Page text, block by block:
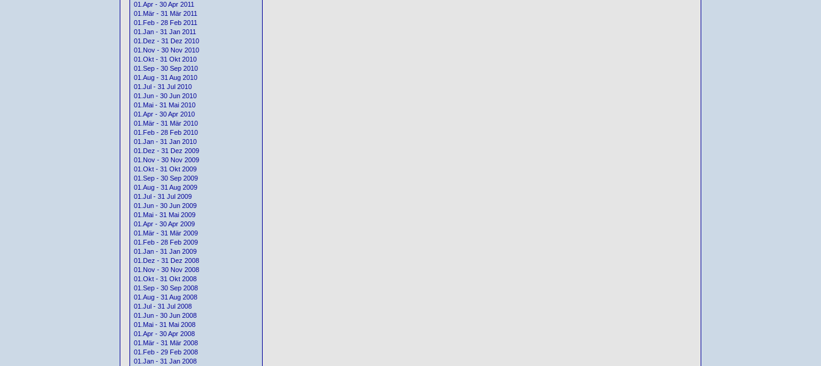
01.Apr - 30 Apr 2011
01.Mär - 31 Mär 2011
01.Feb - 28 Feb 2011
01.Jan - 31 Jan 2011
01.Dez - 31 Dez 2010
01.Nov - 30 Nov 2010
01.Okt - 31 Okt 2010
01.Sep - 30 Sep 2010
01.Aug - 31 Aug 2010
01.Jul - 31 Jul 2010
01.Jun - 30 Jun 2010
01.Mai - 31 Mai 2010
01.Apr - 30 Apr 2010
01.Mär - 31 Mär 2010
01.Feb - 28 Feb 2010
01.Jan - 31 Jan 2010
01.Dez - 31 Dez 2009
01.Nov - 30 Nov 2009
01.Okt - 31 Okt 2009
01.Sep - 30 Sep 2009
01.Aug - 31 Aug 2009
01.Jul - 31 Jul 2009
01.Jun - 30 Jun 2009
01.Mai - 31 Mai 2009
01.Apr - 30 Apr 2009
01.Mär - 31 Mär 2009
01.Feb - 28 Feb 2009
01.Jan - 31 Jan 2009
01.Dez - 31 Dez 2008
01.Nov - 30 Nov 2008
01.Okt - 31 Okt 2008
01.Sep - 30 Sep 2008
01.Aug - 31 Aug 2008
01.Jul - 31 Jul 2008
01.Jun - 30 Jun 2008
01.Mai - 31 Mai 2008
01.Apr - 30 Apr 2008
01.Mär - 31 Mär 2008
01.Feb - 29 Feb 2008
01.Jan - 31 Jan 2008